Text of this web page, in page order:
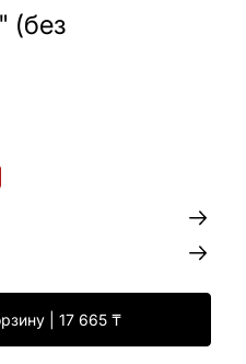
(без
| 17 665₸